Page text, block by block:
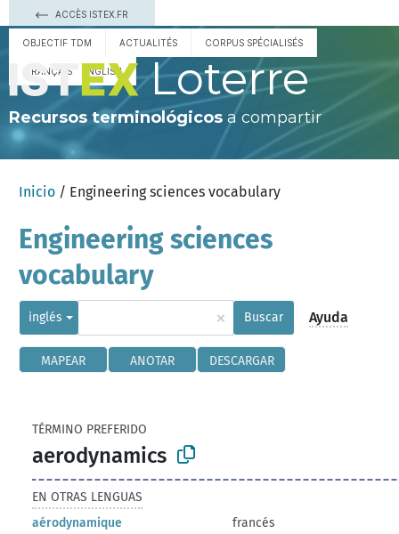
ACCÈS ISTEX.FR
OBJECTIF TDM ACTUALITÉS CORPUS SPÉCIALISÉS
FRANÇAIS ENGLISH Loterre
Recursos terminológicos a compartir
Inicio / Engineering sciences vocabulary
Engineering sciences
vocabulary
inglés × Buscar Ayuda
MAPEAR ANOTAR DESCARGAR
TÉRMINO PREFERIDO
aerodynamics
EN OTRAS LENGUAS
aérodynamique
francés